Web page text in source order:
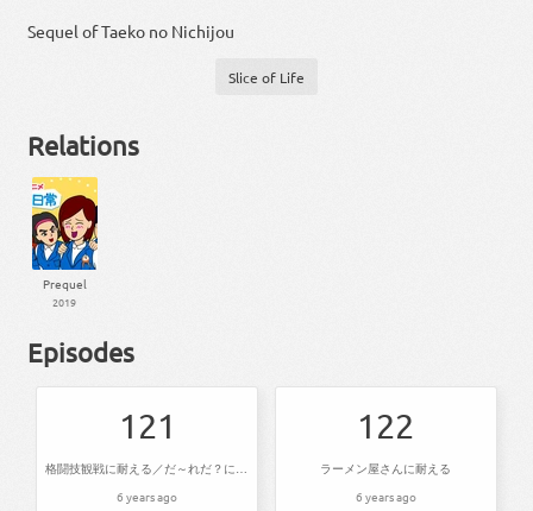
Sequel of Taeko no Nichijou
Slice of Life
Relations
Prequel
2019
Episodes
121
6 years ago
122
ラーメン屋さんに耐える
6 years ago